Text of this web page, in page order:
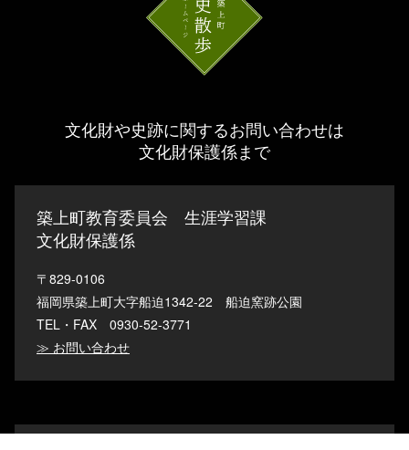
文化財や史跡に関するお問い合わせは
文化財保護係まで
築上町教育委員会 生涯学習課
文化財保護係
〒829-0106
福岡県築上町大字船迫1342-22 船迫窯跡公園
TEL・FAX 0930-52-3771
≫ お問い合わせ